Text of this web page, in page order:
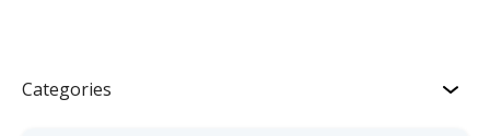
Categories